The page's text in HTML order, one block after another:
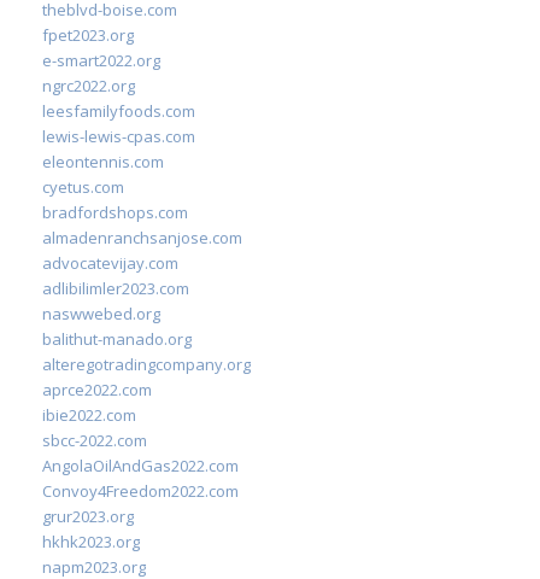
theblvd-boise.com
fpet2023.org
e-smart2022.org
ngrc2022.org
leesfamilyfoods.com
lewis-lewis-cpas.com
eleontennis.com
cyetus.com
bradfordshops.com
almadenranchsanjose.com
advocatevijay.com
adlibilimler2023.com
naswwebed.org
balithut-manado.org
alteregotradingcompany.org
aprce2022.com
ibie2022.com
sbcc-2022.com
AngolaOilAndGas2022.com
Convoy4Freedom2022.com
grur2023.org
hkhk2023.org
napm2023.org